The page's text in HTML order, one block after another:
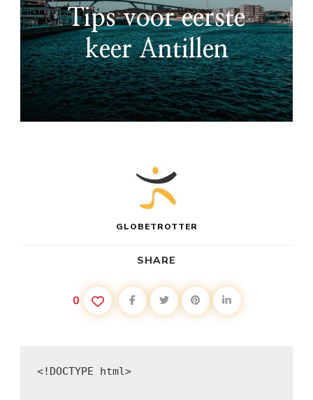
Tips voor eerste
keer Antillen
GLOBETROTTER
SHARE
0
<!DOCTYPE html>